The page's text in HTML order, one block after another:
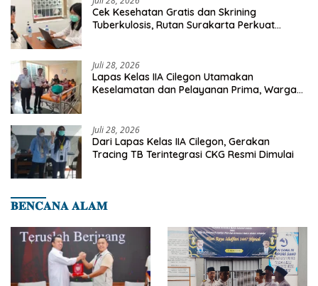
Cek Kesehatan Gratis dan Skrining
Tuberkulosis, Rutan Surakarta Perkuat
Juli 28, 2026
Lapas Kelas IIA Cilegon Utamakan
Keselamatan dan Pelayanan Prima, Warga
Juli 28, 2026
Dari Lapas Kelas IIA Cilegon, Gerakan
Tracing TB Terintegrasi CKG Resmi Dimulai
𝐁𝐄𝐍𝐂𝐀𝐍𝐀 𝐀𝐋𝐀𝐌